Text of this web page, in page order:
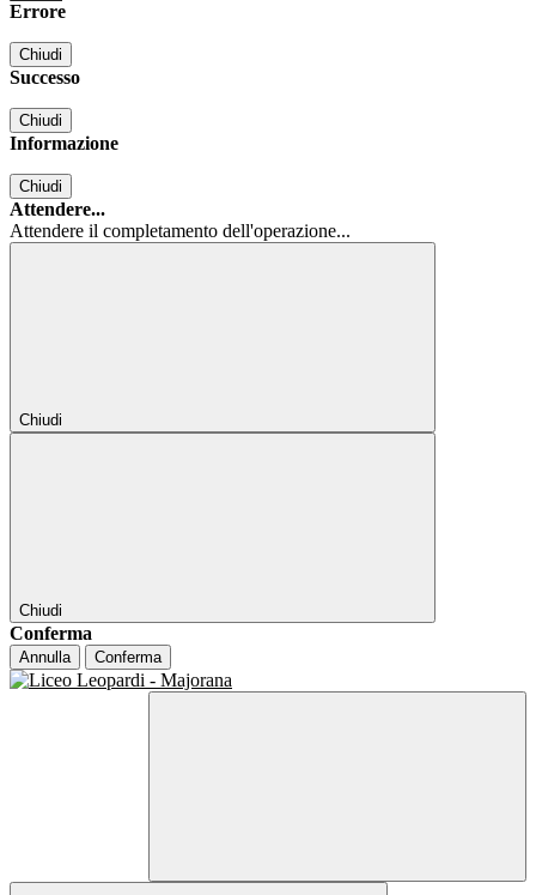
Errore
Chiudi
Successo
Chiudi
Informazione
Chiudi
Attendere...
Attendere il completamento dell'operazione...
Chiudi
Chiudi
Conferma
Annulla Conferma